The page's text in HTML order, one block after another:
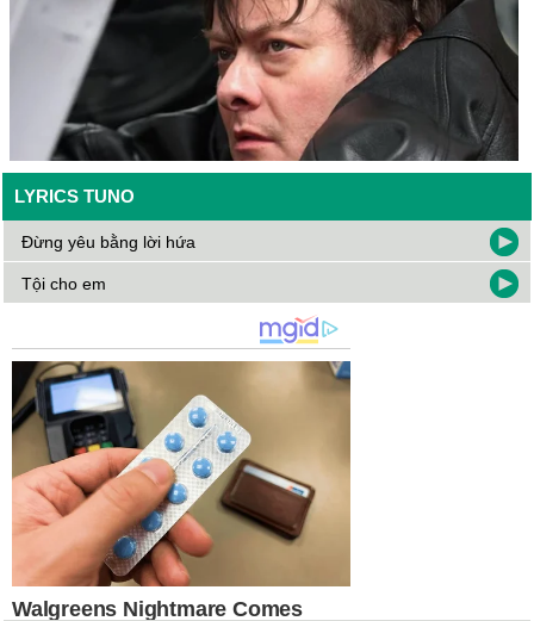
LYRICS TUNO
Đừng yêu bằng lời hứa
Tội cho em